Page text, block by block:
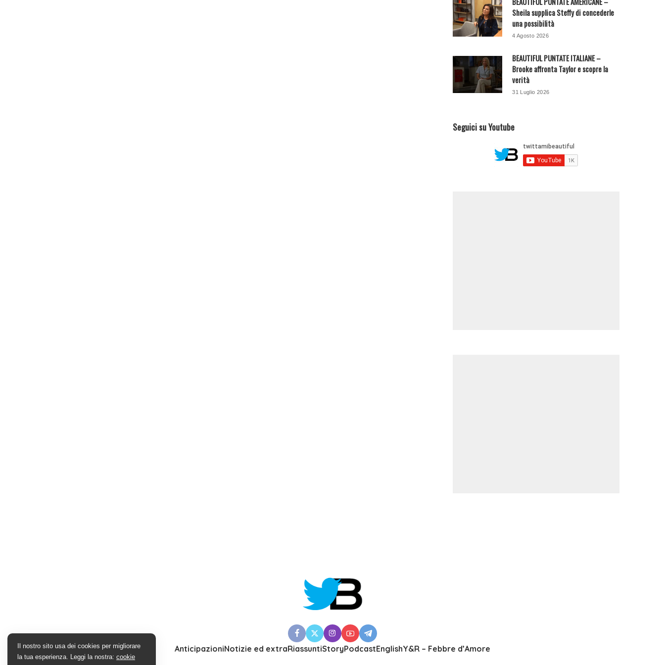
Sheila supplica Steffy di concederle
una possibilità
4 Agosto 2026
BEAUTIFUL PUNTATE ITALIANE –
Brooke affronta Taylor e scopre la
verità
31 Luglio 2026
Seguici su Youtube
AnticipazioniNotizie ed extraRiassuntiStoryPodcastEnglishY&R – Febbre d’Amore
Il nostro sito usa dei cookies per migliorare
la tua esperienza. Leggi la nostra: cookie